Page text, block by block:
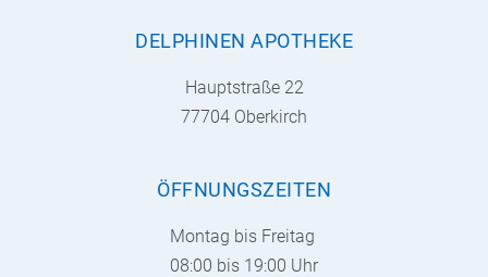
DELPHINEN APOTHEKE
Hauptstraße 22
77704 Oberkirch
ÖFFNUNGSZEITEN
Montag bis Freitag
08:00 bis 19:00 Uhr